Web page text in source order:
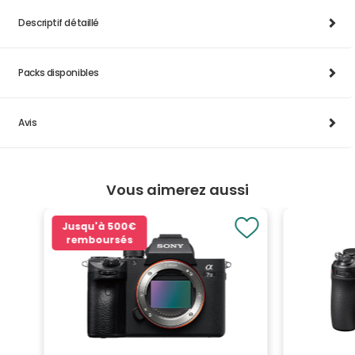
Descriptif détaillé
Packs disponibles
Avis
Vous aimerez aussi
Jusqu'à 500€
remboursés